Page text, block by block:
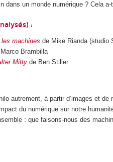
dans un monde numérique ? Cela
:
machines de Mike Rianda (studio
Brambilla
Mitty de Ben Stiller
autrement, à partir d’images et de
du numérique sur notre
: que faisons-nous des